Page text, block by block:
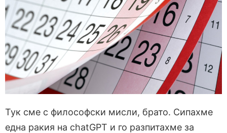
Тук сме с философски мисли, брато. Сипахме
една ракия на chatGPT и го разпитахме за